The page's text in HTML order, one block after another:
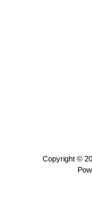
Copyright ©